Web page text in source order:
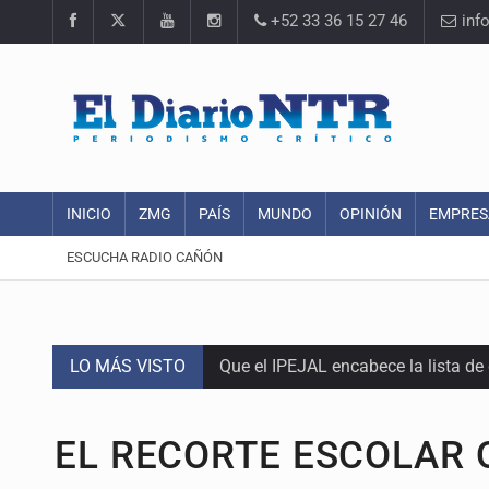
+52 33 36 15 27 46
INICIO ZMG PAÍS MUNDO OPINIÓN
ESCUCHA RADIO CAÑÓN
LO MÁS VISTO Que el IPEJAL encabece la lista
Catean centro de fraudes
EL RECORTE ESCOLAR